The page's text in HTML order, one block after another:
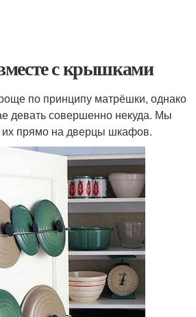
с крышками
по принципу матрёшки, однако
девать совершенно некуда. Мы
их прямо на дверцы шкафов.